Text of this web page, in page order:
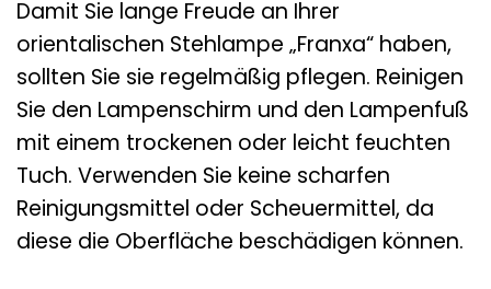
Damit Sie lange Freude an Ihrer
orientalischen Stehlampe „Franxa“ haben,
sollten Sie sie regelmäßig pflegen. Reinigen
Sie den Lampenschirm und den Lampenfuß
mit einem trockenen oder leicht feuchten
Tuch. Verwenden Sie keine scharfen
Reinigungsmittel oder Scheuermittel, da
diese die Oberfläche beschädigen können.